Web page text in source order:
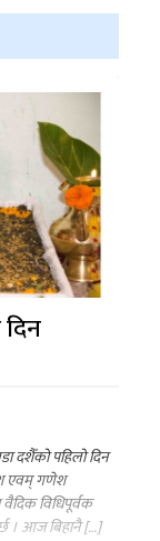
दशैँको पहिलो दिन
एवम् गणेश
विधिपूर्वक
। आज बिहानै […]